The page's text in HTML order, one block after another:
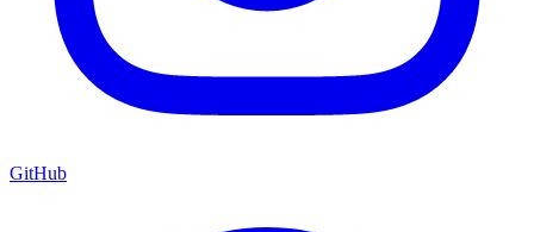
GitHub